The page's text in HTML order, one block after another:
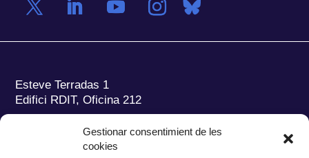
Gestionar consentimient de les
cookies
Esteve Terradas 1
Edifici RDIT, Oficina 212
Parc Mediterrani de la Tecnologia (PMT)
del Baix Llobregat – UPC